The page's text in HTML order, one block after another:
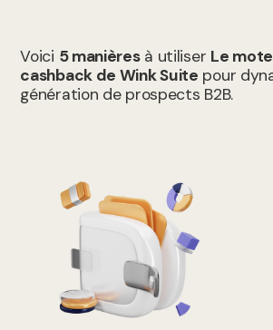
Voici 5 manièresà utiliser Le
cashback de Wink Suite pour
génération de prospects B2B.